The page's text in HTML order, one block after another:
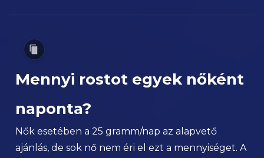
Mennyi rostot egyek nőként
naponta?
Nők esetében a 25 gramm/nap az alapvető
ajánlás, de sok nő nem éri el ezt a mennyiséget. A